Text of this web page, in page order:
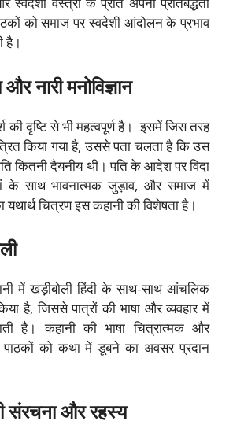
को समाज पर स्वदेशी आंदोलन के प्रभाव
है।
नारी मनोविज्ञान
की दृष्टि से भी महत्वपूर्ण है। इसमें जिस तरह
किया गया है, उससे पता चलता है कि उस
कितनी दैयनीय थी। पति के आदेश पर विदा
के साथ भावनात्मक जुड़ाव, और समाज में
यथार्थ चित्रण इस कहानी की विशेषता है।
में खड़ीबोली हिंदी के साथ-साथ आंचलिक
है, जिससे पात्रों की भाषा और व्यवहार में
है। कहानी की भाषा चित्रात्मक और
पाठकों को कथा में डूबने का अवसर प्रदान
और रहस्य